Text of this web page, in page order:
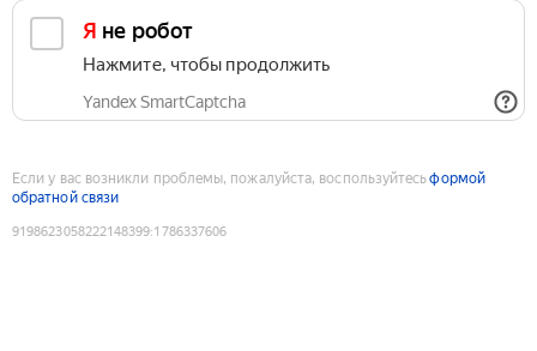
Я не робот
Нажмите, чтобы продолжить
Yandex SmartCaptcha
Если у вас возникли проблемы, пожалуйста, воспользуйтесьформой
обратной связи
9198623058222148399:1786337606